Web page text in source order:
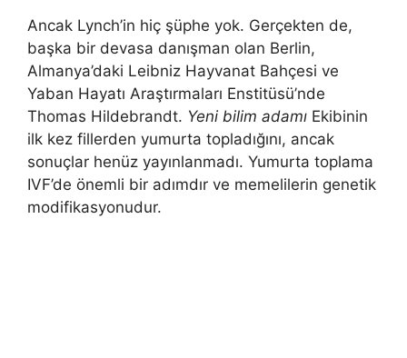
Ancak Lynch’in hiç şüphe yok. Gerçekten de,
başka bir devasa danışman olan Berlin,
Almanya’daki Leibniz Hayvanat Bahçesi ve
Yaban Hayatı Araştırmaları Enstitüsü’nde
Thomas Hildebrandt. Yeni bilim adamı Ekibinin
ilk kez fillerden yumurta topladığını, ancak
sonuçlar henüz yayınlanmadı. Yumurta toplama
IVF’de önemli bir adımdır ve memelilerin genetik
modifikasyonudur.